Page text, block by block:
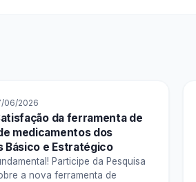
06/2026
da ferramenta de
medicamentos dos
Básico e Estratégico
Participe da Pesquisa
a nova ferramenta de